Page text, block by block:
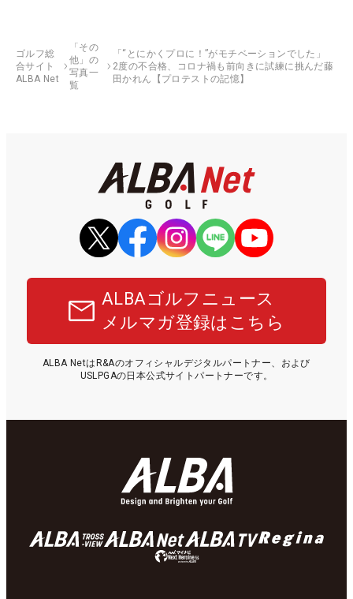
ゴルフ総
合サイト
ALBA Net
「その
他」の
写真一
覧
「“とにかくプロに！”がモチベーションでした」
2度の不合格、コロナ禍も前向きに試練に挑んだ藤
田かれん【プロテストの記憶】
ALBAゴルフニュース
メルマガ登録はこちら
ALBA NetはR&Aのオフィシャルデジタルパートナー、および
USLPGAの日本公式サイトパートナーです。